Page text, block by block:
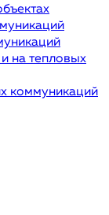
на тепловых
коммуникаций